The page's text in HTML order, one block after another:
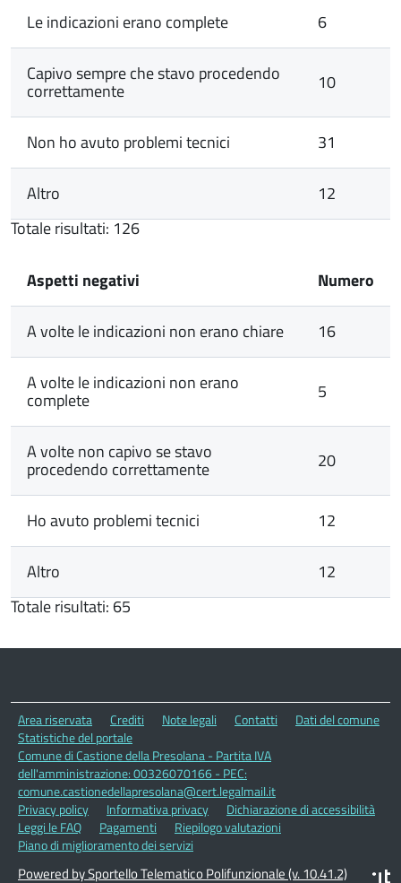
Le indicazioni erano complete 6
Capivo sempre che stavo procedendo
correttamente 10
Non ho avuto problemi tecnici 31
Altro
12
Totale risultati: 126
Aspetti negativi Numero
A volte le indicazioni non erano chiare 16
A volte le indicazioni non erano
complete 5
A volte non capivo se stavo
procedendo correttamente 20
Ho avuto problemi tecnici 12
Altro
12
Totale risultati: 65
Area riservata Crediti Note legali Contatti
Dati del comune
Statistiche del portale
Comune di Castione della Presolana - Partita IVA
dell'amministrazione: 00326070166 - PEC:
comune.castionedellapresolana@cert.legalmail.it
Privacy policy
Informativa privacy
Dichiarazione di accessibilità
Leggi le FAQ
Pagamenti
Riepilogo valutazioni
Piano di miglioramento dei servizi
Powered by Sportello Telematico Polifunzionale (v. 10.41.2)